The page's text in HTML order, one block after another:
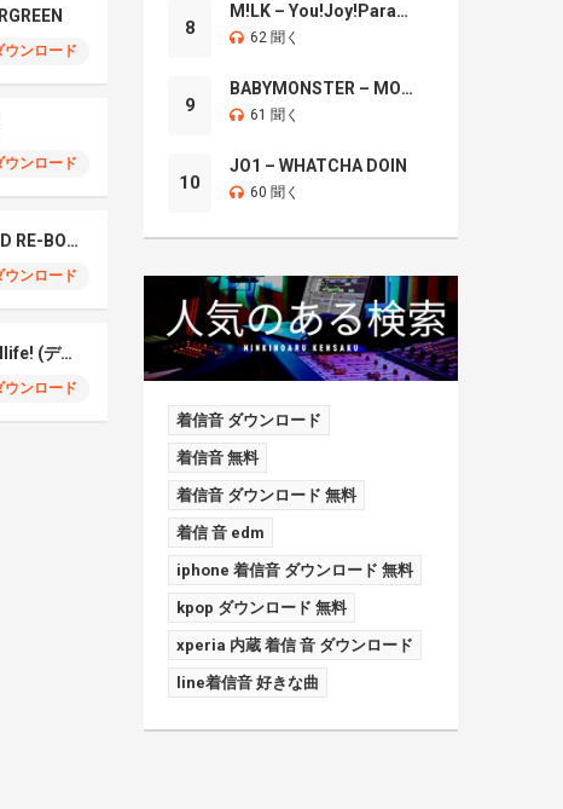
ウンロード
ウンロード
Do As Infinity – RED RE-BORN
ウンロード
BRAVE GROOVE – Ilife! (デジモン)
ウンロード
8
M!LK – You!Joy!Parade!
62 聞く
9
BABYMONSTER – MOON
61 聞く
10
JO1 – WHATCHA DOIN
60 聞く
着信音 ダウンロード
着信音 無料
着信音 ダウンロード 無料
着信 音 edm
iphone 着信音 ダウンロード 無料
kpop ダウンロード 無料
xperia 内蔵 着信 音 ダウンロード
line着信音 好きな曲